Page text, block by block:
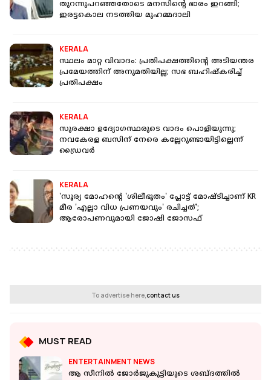
തുറന്നുപറഞ്ഞതോടെ മനസിന്റെ ഭാരം ഇറങ്ങി;
ഇരട്ടകൊല നടത്തിയ മുഹമ്മദാലി
KERALA
സ്ഥലം മാറ്റ വിവാദം: പ്രതിപക്ഷത്തിന്റെ അടിയന്തര
പ്രമേയത്തിന് അനുമതിയില്ല; സഭ ബഹിഷ്‌കരിച്ച്
പ്രതിപക്ഷം
KERALA
സുരക്ഷാ ഉദ്യോഗസ്ഥരുടെ വാദം പൊളിയുന്നു;
നവകേരള ബസിന് നേരെ കല്ലേറുണ്ടായിട്ടില്ലെന്ന്
ഡ്രൈവര്‍
KERALA
'സൂര്യ മോഹന്റെ 'ശിലീഭൂതം' പ്ലോട്ട് മോഷ്ടിച്ചാണ് KR
മീര 'എല്ലാ വിധ പ്രണയവും' രചിച്ചത്';
ആരോപണവുമായി ജോഷി ജോസഫ്
To advertise here,contact us
MUST READ
ENTERTAINMENT NEWS
ആ സീനിൽ ജോർജുകുട്ടിയുടെ ശബ്ദത്തിൽ